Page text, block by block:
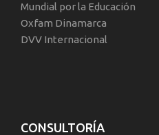
Mundial por la Educación
Oxfam Dinamarca
DVV Internacional
CONSULTORÍA